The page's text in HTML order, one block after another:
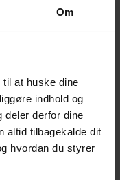
Om
at huske dine
indhold og
deler derfor dine
altid tilbagekalde dit
hvordan du styrer